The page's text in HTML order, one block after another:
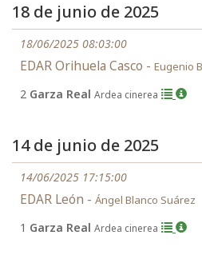
18 de junio de 2025
18/06/2025 08:03:00
EDAR Orihuela Casco - Eugenio
2 Garza Real Ardea cinerea
14 de junio de 2025
14/06/2025 17:15:00
EDAR León - Ángel Blanco Suárez
1 Garza Real Ardea cinerea